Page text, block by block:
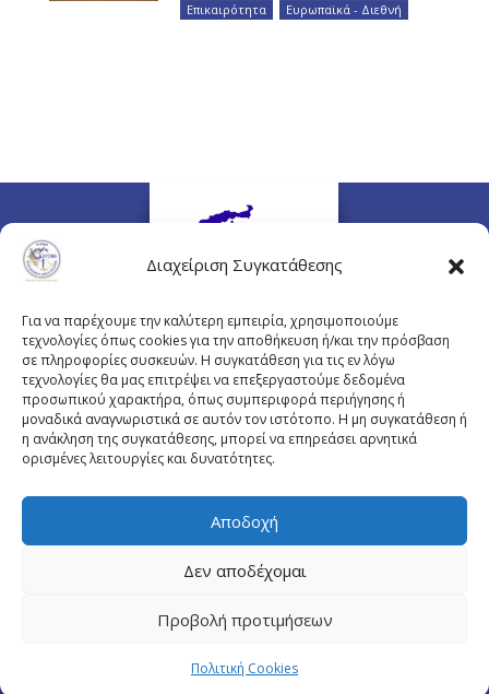
Διαχείριση Συγκατάθεσης
Για να παρέχουμε την καλύτερη εμπειρία, χρησιμοποιούμε
τεχνολογίες όπως cookies για την αποθήκευση ή/και την πρόσβαση
σε πληροφορίες συσκευών. Η συγκατάθεση για τις εν λόγω
τεχνολογίες θα μας επιτρέψει να επεξεργαστούμε δεδομένα
προσωπικού χαρακτήρα, όπως συμπεριφορά περιήγησης ή
μοναδικά αναγνωριστικά σε αυτόν τον ιστότοπο. Η μη συγκατάθεση ή
η ανάκληση της συγκατάθεσης, μπορεί να επηρεάσει αρνητικά
ορισμένες λειτουργίες και δυνατότητες.
Αποδοχή
Δεν αποδέχομαι
Προβολή προτιμήσεων
Πολιτική Cookies
Επικαιρότητα Ευρωπαϊκά - Διεθνή
Πλουτάρχου 3, 10675 Αθήνα
Email επικοινωνίας:pisinfo@pis.gr
© Copyright pis.gr 2019 - Designed & Hosted by